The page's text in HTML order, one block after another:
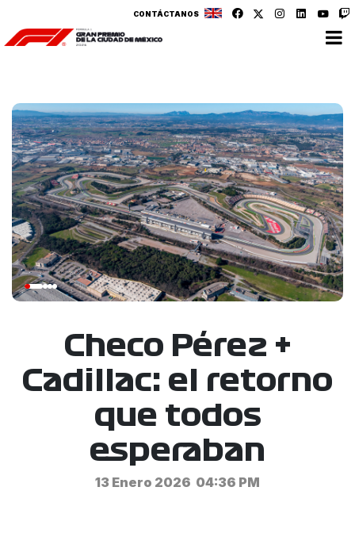
CONTÁCTANOS
Checo Pérez +
Cadillac: el retorno
que todos
esperaban
13 Enero 2026 04:36 PM